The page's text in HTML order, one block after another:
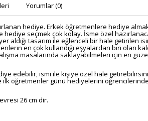
Yorumlar (0)
hediye. Erkek öğretmenlere hediye
hediye seçmek çok kolay. İsme özel
tasarım ile eğlenceli bir hale getirilen
en çok kullandığı eşyalardan biri olan
masalarında saklayabilmeleri için en
edebilir, ismi ile kişiye özel hale
öğretmenler günü hediyelerini
26 cm dir.